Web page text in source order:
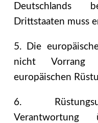
Deutschlands
Drittstaaten muss
5. Die
nicht Vorrang
europäischen
6.
Verantwortung